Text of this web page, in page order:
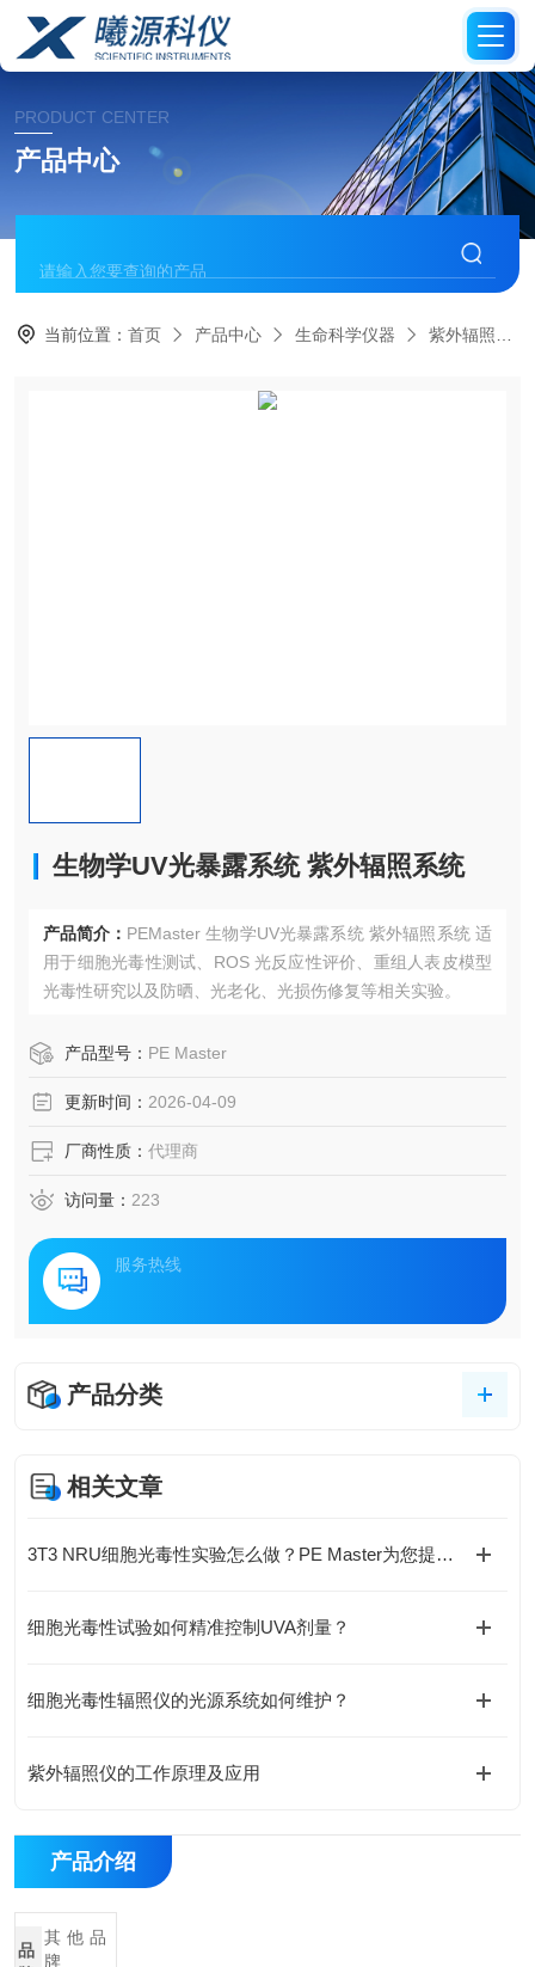
PRODUCT CENTER
产品中心
当前位置：首页 产品中心 生命科学仪器 紫外辐照仪
生物学UV光暴露系统 紫外辐照系统
产品简介： PEMaster 生物学UV光暴露系统 紫外辐照系统 适
用于细胞光毒性测试、ROS 光反应性评价、重组人表皮模型
光毒性研究以及防晒、光老化、光损伤修复等相关实验。
产品型号： PE Master
更新时间： 2026-04-09
厂商性质： 代理商
访问量： 223
服务热线
产品分类
相关文章
3T3 NRU细胞光毒性实验怎么做？PE Master为您提供合规替代方案
细胞光毒性试验如何精准控制UVA剂量？
细胞光毒性辐照仪的光源系统如何维护？
紫外辐照仪的工作原理及应用
产品介绍
品
其他品
牌